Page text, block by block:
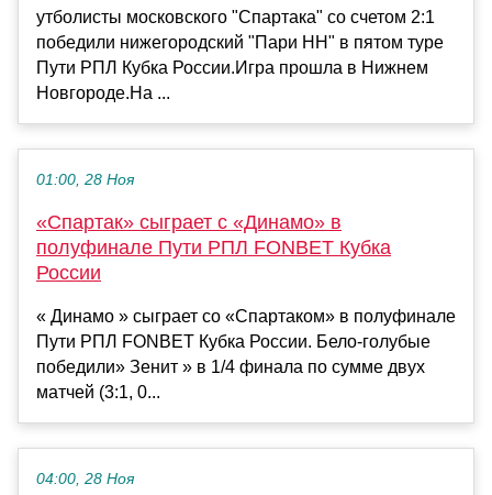
утболисты московского "Спартака" со счетом 2:1
победили нижегородский "Пари НН" в пятом туре
Пути РПЛ Кубка России.Игра прошла в Нижнем
Новгороде.На ...
01:00, 28 Ноя
«Спартак» сыграет с «Динамо» в
полуфинале Пути РПЛ FONBET Кубка
России
« Динамо » сыграет со «Спартаком» в полуфинале
Пути РПЛ FONBET Кубка России. Бело-голубые
победили» Зенит » в 1/4 финала по сумме двух
матчей (3:1, 0...
04:00, 28 Ноя